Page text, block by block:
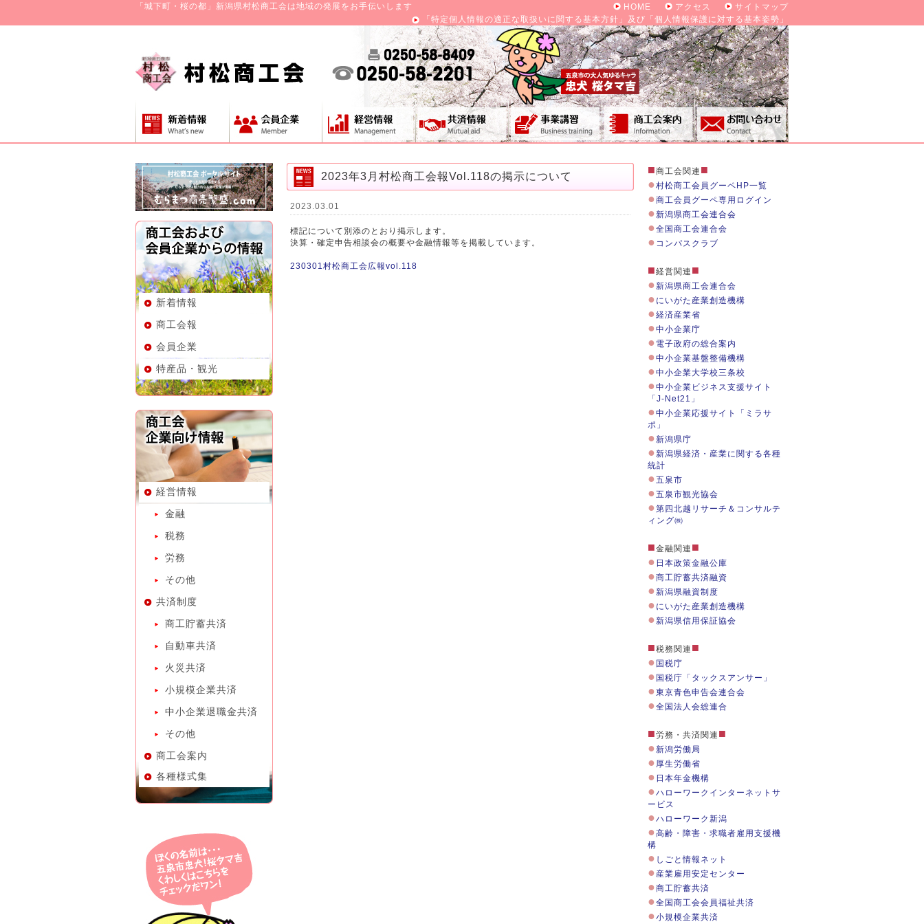
「城下町・桜の都」新潟県村松商工会は地域の発展をお手伝いします サイトマップ
アクセス
HOME
「特定個人情報の適正な取扱いに関する基本方針」及び「個人情報保護に対する基本姿勢」
新着情報
商工会報
会員企業
特産品・観光
経営情報
金融
税務
労務
その他
共済制度
商工貯蓄共済
自動車共済
火災共済
小規模企業共済
中小企業退職金共済
その他
商工会案内
各種様式集
■商工会関連 ■
●村松商工会員グーペHP一覧
●商工会員グーペ専用ログイン
●新潟県商工会連合会
●全国商工会連合会
● コンパスクラブ
■経営関連 ■
●新潟県商工会連合会
● にいがた産業創造機構
●経済産業省
●中小企業庁
● 電子政府の総合案内
●中小企業基盤整備機構
●中小企業大学校三条校
●中小企業ビジネス支援サイト
「J-Net21」
●中小企業応援サイト「ミラサ
ポ」
●新潟県庁
●新潟県経済・産業に関する各種
統計
●五泉市
●五泉市観光協会
●第四北越リサーチ＆コンサルテ
ィング㈱
■金融関連 ■
● 日本政策金融公庫
●商工貯蓄共済融資
●新潟県融資制度
● にいがた産業創造機構
●新潟県信用保証協会
■税務関連 ■
● 国税庁
● 国税庁「タックスアンサー」
●東京青色申告会連合会
●全国法人会総連合
■労務・共済関連 ■
●新潟労働局
● 厚生労働省
● 日本年金機構
●ハローワークインターネットサ
ービス
●ハローワーク新潟
●高齢・障害・求職者雇用支援機
構
● しごと情報ネット
● 産業雇用安定センター
●商工貯蓄共済
●全国商工会会員福祉共済
●小規模企業共済
2023年3月村松商工会報Vol.118の掲示について
2023.03.01
標記について別添のとおり掲示します。
決算・確定申告相談会の概要や金融情報等を掲載しています。
230301村松商工会広報vol.118